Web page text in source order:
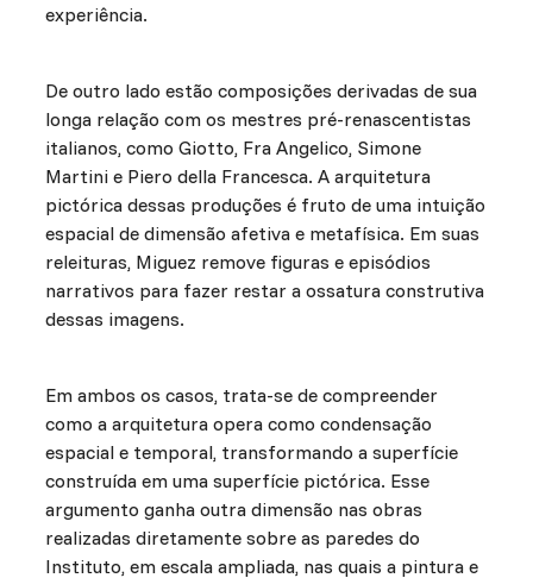
experiência.
De outro lado estão composições derivadas de sua
longa relação com os mestres pré-renascentistas
italianos, como Giotto, Fra Angelico, Simone
Martini e Piero della Francesca. A arquitetura
pictórica dessas produções é fruto de uma intuição
espacial de dimensão afetiva e metafísica. Em suas
releituras, Miguez remove figuras e episódios
narrativos para fazer restar a ossatura construtiva
dessas imagens.
Em ambos os casos, trata-se de compreender
como a arquitetura opera como condensação
espacial e temporal, transformando a superfície
construída em uma superfície pictórica. Esse
argumento ganha outra dimensão nas obras
realizadas diretamente sobre as paredes do
Instituto, em escala ampliada, nas quais a pintura e